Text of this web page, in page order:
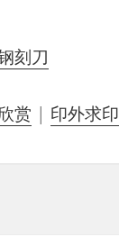
刻刀
赏 | 印外求印